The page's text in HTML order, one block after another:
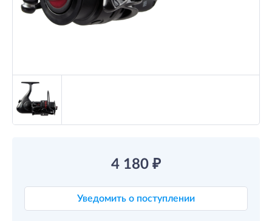
4 180 ₽
Уведомить о поступлении